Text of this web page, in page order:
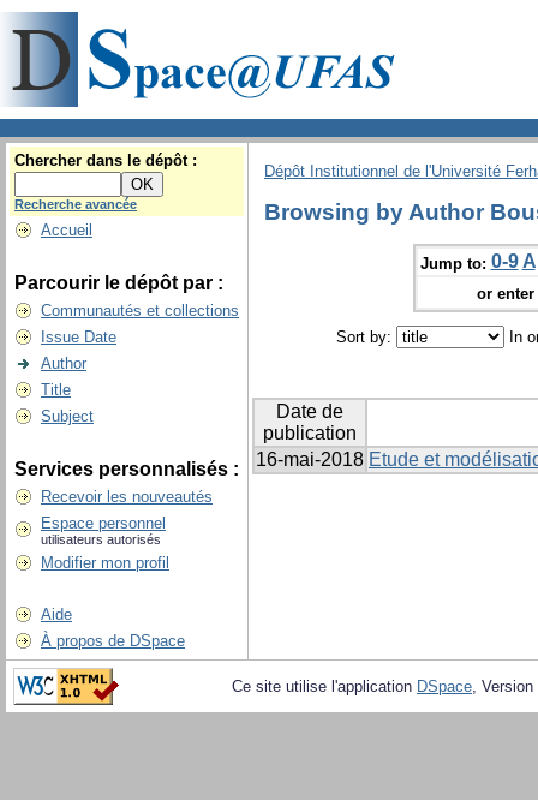
Chercher dans le dépôt :
Recherche avancée
Accueil
Parcourir le dépôt par :
Communautés et collections
Issue Date
Author
Title
Subject
Services personnalisés :
Recevoir les nouveautés
Espace personnel
utilisateurs autorisés
Modifier mon profil
Aide
À propos de DSpace
Dépôt Institutionnel de l'Université
Browsing by Author
Jump to: 0-9 A
or
Sort by: In
Date de
publication
16-mai-2018 Etude et
Ce site utilise l'application DSpace,